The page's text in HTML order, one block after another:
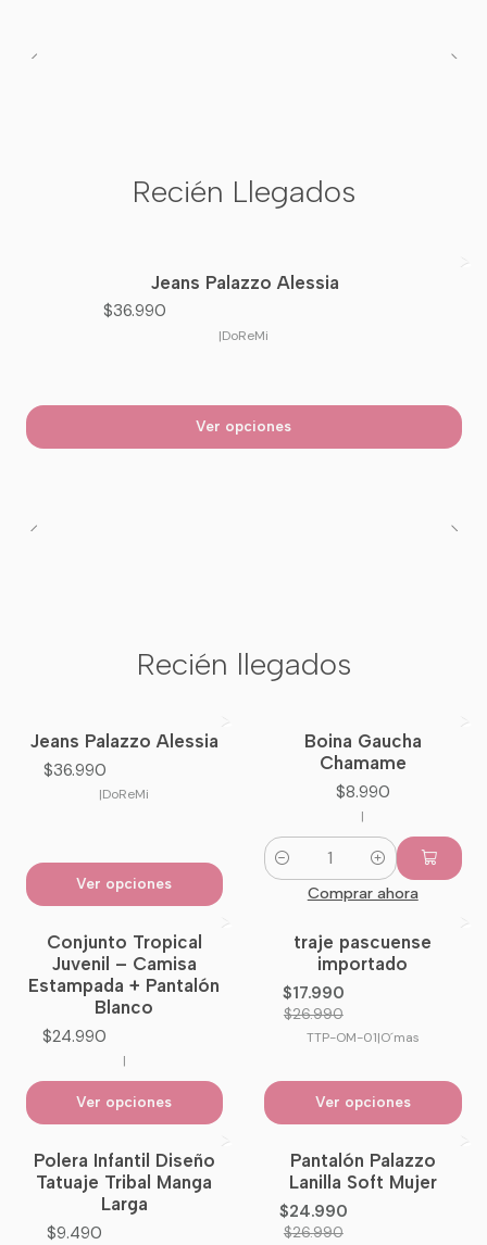
Recién Llegados
Jeans Palazzo Alessia
$36.990
|DoReMi
Ver opciones
Recién llegados
Nuevo
Jeans Palazzo Alessia
$36.990
|DoReMi
Ver opciones
NuevoBoina Gaucha
Chamame
$8.990
|
Cantidad
Comprar ahora
Conjunto Tropical
Juvenil – Camisa
Estampada + Pantalón
Blanco
$24.990
|
Ver opciones
-33%OFF
traje pascuense
importado
$17.990
$26.990
TTP-OM-01|O´mas
Ver opciones
Polera Infantil Diseño
Tatuaje Tribal Manga
Larga
$9.490
-7%OFF
No disponible
Pantalón Palazzo
Lanilla Soft Mujer
$24.990
$26.990